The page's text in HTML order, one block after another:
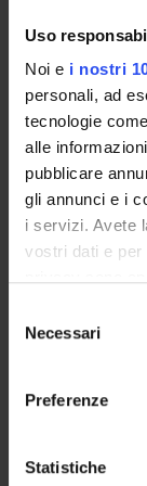
Uso
Noi e i nostri
personali, ad
tecnologie
alle
pubblicare
gli annunci e i
i servizi. Avete
vostri dati e
modificare o
momento
Necessari
Preferenze
Statistiche
MODULES
Conservative
Pharmacology,
and Dental
Dentistry and
Maxillo-Facial